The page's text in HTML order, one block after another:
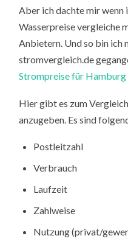
Aber ich dachte mir wenn
Wasserpreise vergleiche
Anbietern. Und so bin ich
stromvergleich.de
Strompreise für
Hier gibt es zum
anzugeben. Es sind
Postleitzahl
Verbrauch
Laufzeit
Zahlweise
Nutzung (privat/